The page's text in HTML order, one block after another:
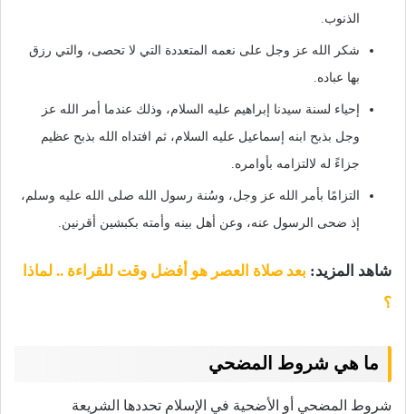
الذنوب.
شكر الله عز وجل على نعمه المتعددة التي لا تحصى، والتي رزق
بها عباده.
إحياء لسنة سيدنا إبراهيم عليه السلام، وذلك عندما أمر الله عز
وجل بذبح ابنه إسماعيل عليه السلام، ثم افتداه الله بذبح عظيم
جزاءً له لالتزامه بأوامره.
التزامًا بأمر الله عز وجل، وسُنة رسول الله صلى الله عليه وسلم،
إذ ضحى الرسول عنه، وعن أهل بينه وأمته بكبشين أقرنين.
شاهد المزيد: بعد صلاة العصر هو أفضل وقت للقراءة .. لماذا
؟
ما هي شروط المضحي
شروط المضحي أو الأضحية في الإسلام تحددها الشريعة